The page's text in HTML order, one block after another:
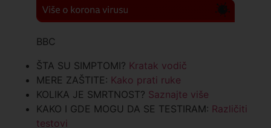
BBC
ŠTA SU SIMPTOMI? Kratak vodič
MERE ZAŠTITE: Kako prati ruke
KOLIKA JE SMRTNOST? Saznajte više
KAKO I GDE MOGU DA SE TESTIRAM: Različiti
testovi